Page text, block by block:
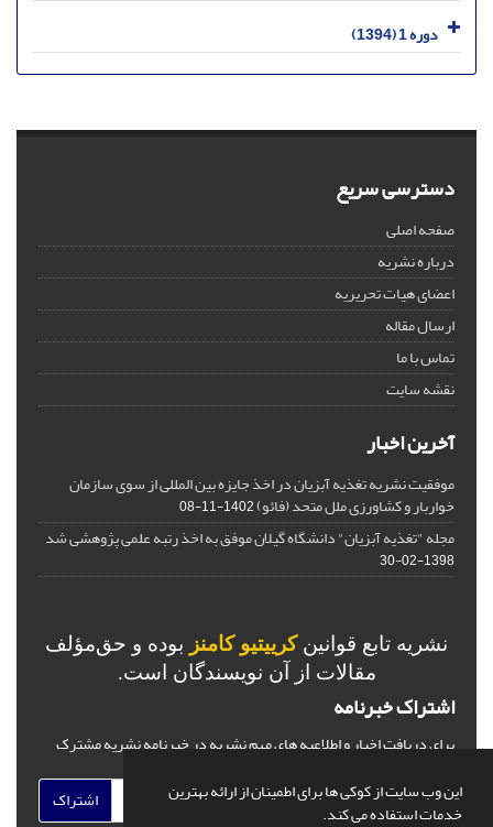
این وب سایت از کوکی ها برای اطمینان از ارائه بهترین
خدمات استفاده می کند.
دوره 1 (1394)
دسترسی سریع
صفحه اصلی
درباره نشریه
اعضای هیات تحریریه
ارسال مقاله
تماس با ما
نقشه سایت
آخرین اخبار
موفقیت نشریه تغذیه آبزیان در اخذ جایزه بین المللی از سوی سازمان
خواربار و کشاورزی ملل متحد (فائو)1402-11-08
مجله "تغذیه آبزیان" دانشگاه گیلان موفق به اخذ رتبه علمی پژوهشی شد
1398-02-30
نشریه تابع قوانینکرییتیو کامنز بوده و حق‌مؤلف
مقالات از آن نویسندگان است.
اشتراک خبرنامه
برای دریافت اخبار و اطلاعیه های مهم نشریه در خبرنامه نشریه مشترک
اشتراک